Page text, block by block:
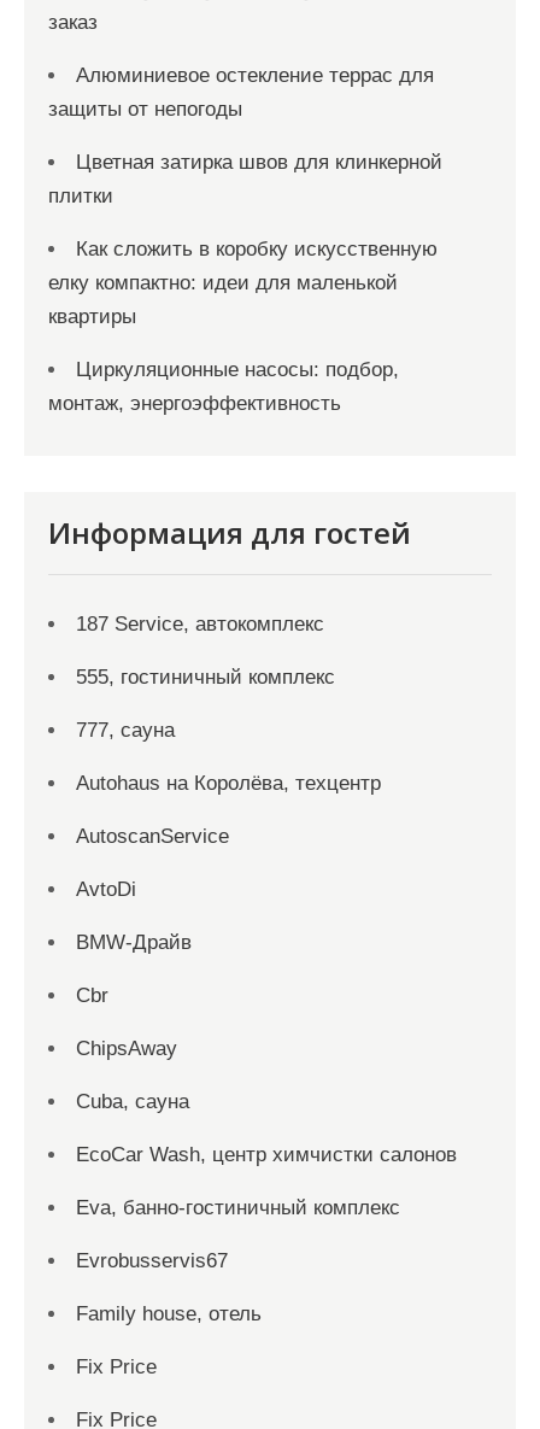
заказ
Алюминиевое остекление террас для
защиты от непогоды
Цветная затирка швов для клинкерной
плитки
Как сложить в коробку искусственную
елку компактно: идеи для маленькой
квартиры
Циркуляционные насосы: подбор,
монтаж, энергоэффективность
Информация для гостей
187 Service, автокомплекс
555, гостиничный комплекс
777, сауна
Autohaus на Королёва, техцентр
AutoscanService
AvtoDi
BMW-Драйв
Cbr
ChipsAway
Cuba, сауна
EcoCar Wash, центр химчистки салонов
Eva, банно-гостиничный комплекс
Evrobusservis67
Family house, отель
Fix Price
Fix Price